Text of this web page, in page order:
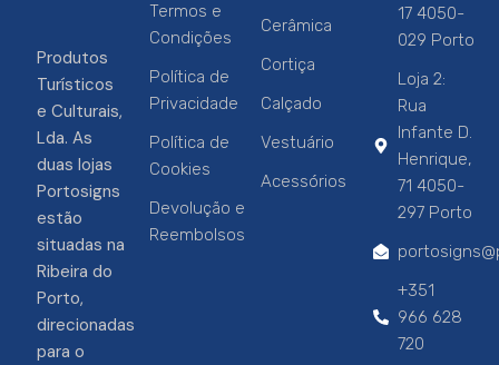
Produtos
Turísticos
e Culturais,
Lda. As
duas lojas
Portosigns
estão
situadas na
Ribeira do
Porto,
direcionadas
para o
Termos e
Condições
Política de
Privacidade
Política de
Cookies
Devolução e
Reembolsos
Cerâmica
Cortiça
Calçado
Vestuário
Acessórios
17 4050-
029 Porto
Loja 2:
Rua
Infante D.
Henrique,
71 4050-
297 Porto
+351
966 628
720